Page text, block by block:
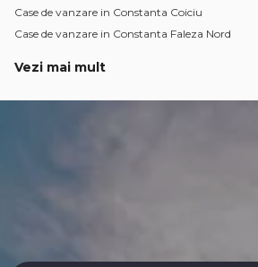
Case de vanzare in Constanta Coiciu
Case de vanzare in Constanta Faleza Nord
Case de vanzare in Constanta Km 5
Vezi mai mult